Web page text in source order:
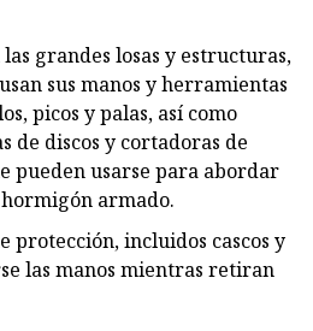
grandes losas y estructuras,
sus manos y herramientas
picos y palas, así como
de discos y cortadoras de
pueden usarse para abordar
armado.
protección, incluidos cascos y
las manos mientras retiran